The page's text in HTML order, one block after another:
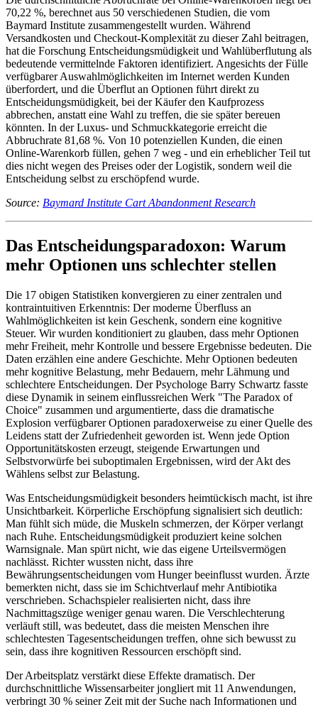
70,22 %, berechnet aus 50 verschiedenen Studien, die vom
Baymard Institute zusammengestellt wurden. Während
Versandkosten und Checkout-Komplexität zu dieser Zahl beitragen,
hat die Forschung Entscheidungsmüdigkeit und Wahlüberflutung als
bedeutende vermittelnde Faktoren identifiziert. Angesichts der Fülle
verfügbarer Auswahlmöglichkeiten im Internet werden Kunden
überfordert, und die Überflut an Optionen führt direkt zu
Entscheidungsmüdigkeit, bei der Käufer den Kaufprozess
abbrechen, anstatt eine Wahl zu treffen, die sie später bereuen
könnten. In der Luxus- und Schmuckkategorie erreicht die
Abbruchrate 81,68 %. Von 10 potenziellen Kunden, die einen
Online-Warenkorb füllen, gehen 7 weg - und ein erheblicher Teil tut
dies nicht wegen des Preises oder der Logistik, sondern weil die
Entscheidung selbst zu erschöpfend wurde.
Source: Baymard Institute Cart Abandonment Research
Das Entscheidungsparadoxon: Warum
mehr Optionen uns schlechter stellen
Die 17 obigen Statistiken konvergieren zu einer zentralen und
kontraintuitiven Erkenntnis: Der moderne Überfluss an
Wahlmöglichkeiten ist kein Geschenk, sondern eine kognitive
Steuer. Wir wurden konditioniert zu glauben, dass mehr Optionen
mehr Freiheit, mehr Kontrolle und bessere Ergebnisse bedeuten. Die
Daten erzählen eine andere Geschichte. Mehr Optionen bedeuten
mehr kognitive Belastung, mehr Bedauern, mehr Lähmung und
schlechtere Entscheidungen. Der Psychologe Barry Schwartz fasste
diese Dynamik in seinem einflussreichen Werk "The Paradox of
Choice" zusammen und argumentierte, dass die dramatische
Explosion verfügbarer Optionen paradoxerweise zu einer Quelle des
Leidens statt der Zufriedenheit geworden ist. Wenn jede Option
Opportunitätskosten erzeugt, steigende Erwartungen und
Selbstvorwürfe bei suboptimalen Ergebnissen, wird der Akt des
Wählens selbst zur Belastung.
Was Entscheidungsmüdigkeit besonders heimtückisch macht, ist ihre
Unsichtbarkeit. Körperliche Erschöpfung signalisiert sich deutlich:
Man fühlt sich müde, die Muskeln schmerzen, der Körper verlangt
nach Ruhe. Entscheidungsmüdigkeit produziert keine solchen
Warnsignale. Man spürt nicht, wie das eigene Urteilsvermögen
nachlässt. Richter wussten nicht, dass ihre
Bewährungsentscheidungen vom Hunger beeinflusst wurden. Ärzte
bemerkten nicht, dass sie im Schichtverlauf mehr Antibiotika
verschrieben. Schachspieler realisierten nicht, dass ihre
Nachmittagszüge weniger genau waren. Die Verschlechterung
verläuft still, was bedeutet, dass die meisten Menschen ihre
schlechtesten Tagesentscheidungen treffen, ohne sich bewusst zu
sein, dass ihre kognitiven Ressourcen erschöpft sind.
Der Arbeitsplatz verstärkt diese Effekte dramatisch. Der
durchschnittliche Wissensarbeiter jongliert mit 11 Anwendungen,
verbringt 30 % seiner Zeit mit der Suche nach Informationen und